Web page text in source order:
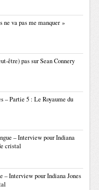
ne va pas me manquer »
être) pas sur Sean Connery
– Partie 5 : Le Royaume du
– Interview pour Indiana
cristal
– Interview pour Indiana Jones